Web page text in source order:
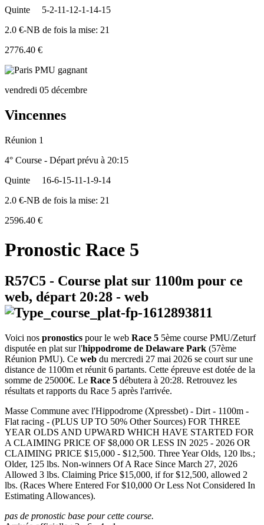
Quinte
5-2-11-12-1-14-15
2.0 €-NB de fois la mise: 21
2776.40 €
vendredi 05 décembre
Vincennes
Réunion 1
4° Course - Départ prévu à 20:15
Quinte
16-6-15-11-1-9-14
2.0 €-NB de fois la mise: 21
2596.40 €
Pronostic Race 5
R57C5 - Course plat sur 1100m pour ce
web, départ 20:28 - web
Voici nos pronostics pour le web Race 5 5ème course PMU/Zeturf
disputée en plat sur l'hippodrome de Delaware Park (57ème
Réunion PMU). Ce web du mercredi 27 mai 2026 se court sur une
distance de 1100m et réunit 6 partants. Cette épreuve est dotée de la
somme de 25000€. Le Race 5 débutera à 20:28. Retrouvez les
résultats et rapports du Race 5 après l'arrivée.
Masse Commune avec l'Hippodrome (Xpressbet) - Dirt - 1100m -
Flat racing - (PLUS UP TO 50% Other Sources) FOR THREE
YEAR OLDS AND UPWARD WHICH HAVE STARTED FOR
A CLAIMING PRICE OF $8,000 OR LESS IN 2025 - 2026 OR
CLAIMING PRICE $15,000 - $12,500. Three Year Olds, 120 lbs.;
Older, 125 lbs. Non-winners Of A Race Since March 27, 2026
Allowed 3 lbs. Claiming Price $15,000, if for $12,500, allowed 2
lbs. (Races Where Entered For $10,000 Or Less Not Considered In
Estimating Allowances).
pas de pronostic base pour cette course.